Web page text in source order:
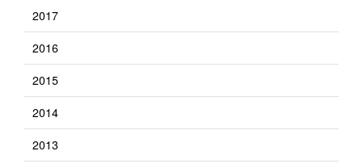
2017
2016
2015
2014
2013